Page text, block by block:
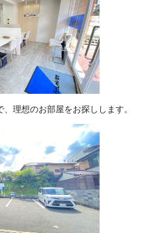
理想のお部屋をお探しします。